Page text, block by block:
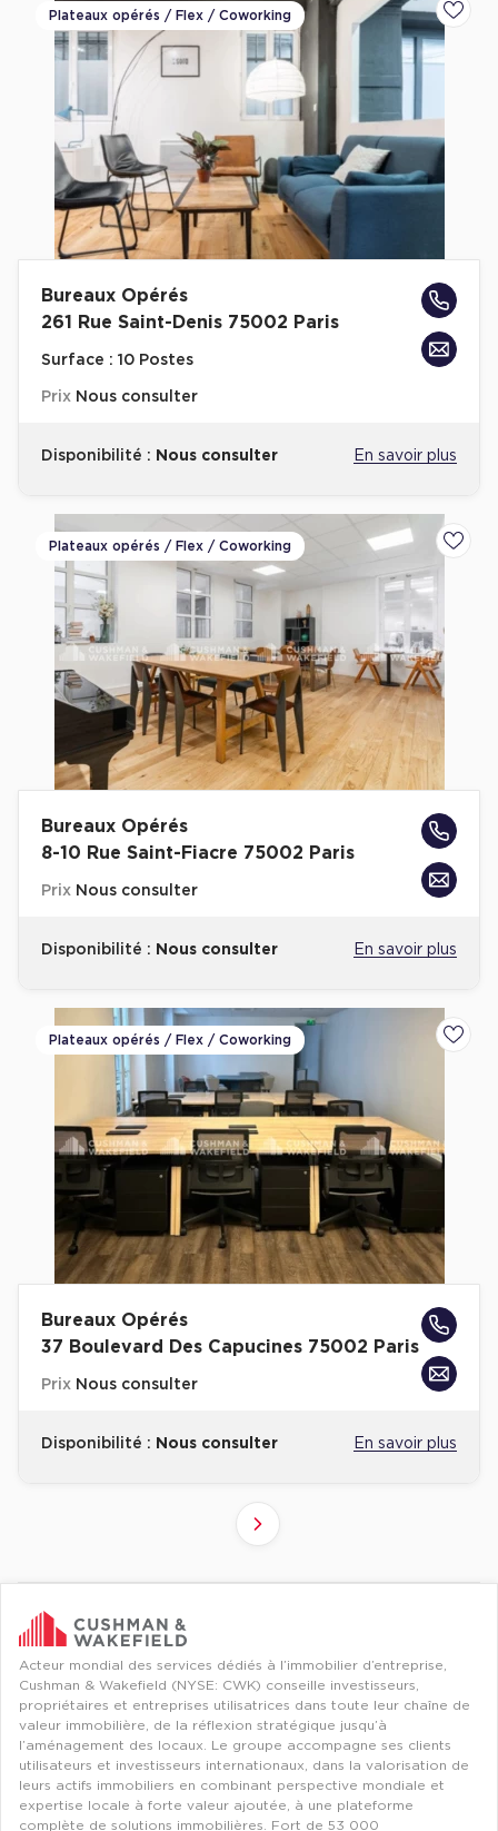
Plateaux opérés / Flex / Coworking
Bureaux Opérés
261 Rue Saint-Denis 75002 Paris
Surface : 10 Postes
Prix Nous consulter
Disponibilité : Nous consulter En savoir plus
Plateaux opérés / Flex / Coworking
Bureaux Opérés
8-10 Rue Saint-Fiacre 75002 Paris
Prix Nous consulter
Disponibilité : Nous consulter En savoir plus
Plateaux opérés / Flex / Coworking
Bureaux Opérés
37 Boulevard Des Capucines 75002 Paris
Prix Nous consulter
Disponibilité : Nous consulter En savoir plus
Suivant
Revenir à l'accueil -
Acteur mondial des services dédiés à l’immobilier d’entreprise,
Cushman & Wakefield (NYSE: CWK) conseille investisseurs,
propriétaires et entreprises utilisatrices dans toute leur chaîne de
valeur immobilière, de la réflexion stratégique jusqu’à
l’aménagement des locaux. Le groupe accompagne ses clients
utilisateurs et investisseurs internationaux, dans la valorisation de
leurs actifs immobiliers en combinant perspective mondiale et
expertise locale à forte valeur ajoutée, à une plateforme
complète de solutions immobilières. Fort de 53 000